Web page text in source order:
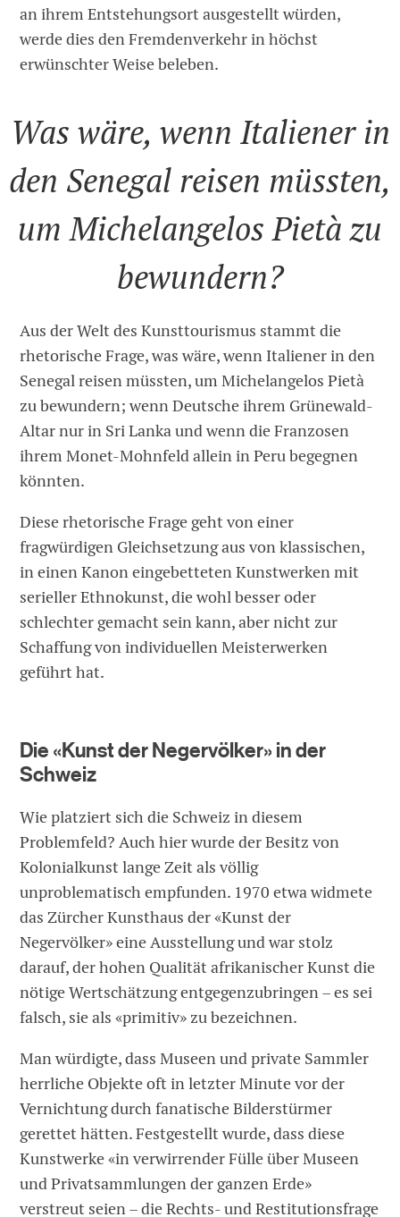
an ihrem Entstehungsort ausgestellt würden,
werde dies den Fremdenverkehr in höchst
erwünschter Weise beleben.
Was wäre, wenn Italiener in
den Senegal reisen müssten,
um Michelangelos Pietà zu
bewundern?
Aus der Welt des Kunsttourismus stammt die
rhetorische Frage, was wäre, wenn Italiener in den
Senegal reisen müssten, um Michelangelos Pietà
zu bewundern; wenn Deutsche ihrem Grünewald-
Altar nur in Sri Lanka und wenn die Franzosen
ihrem Monet-Mohnfeld allein in Peru begegnen
könnten.
Diese rhetorische Frage geht von einer
fragwürdigen Gleichsetzung aus von klassischen,
in einen Kanon eingebetteten Kunstwerken mit
serieller Ethnokunst, die wohl besser oder
schlechter gemacht sein kann, aber nicht zur
Schaffung von individuellen Meisterwerken
geführt hat.
Die «Kunst der Negervölker» in der
Schweiz
Wie platziert sich die Schweiz in diesem
Problemfeld? Auch hier wurde der Besitz von
Kolonialkunst lange Zeit als völlig
unproblematisch empfunden. 1970 etwa widmete
das Zürcher Kunsthaus der «Kunst der
Negervölker» eine Ausstellung und war stolz
darauf, der hohen Qualität afrikanischer Kunst die
nötige Wertschätzung entgegenzubringen – es sei
falsch, sie als «primitiv» zu bezeichnen.
Man würdigte, dass Museen und private Sammler
herrliche Objekte oft in letzter Minute vor der
Vernichtung durch fanatische Bilderstürmer
gerettet hätten. Festgestellt wurde, dass diese
Kunstwerke «in verwirrender Fülle über Museen
und Privatsammlungen der ganzen Erde»
verstreut seien – die Rechts- und Restitutionsfrage